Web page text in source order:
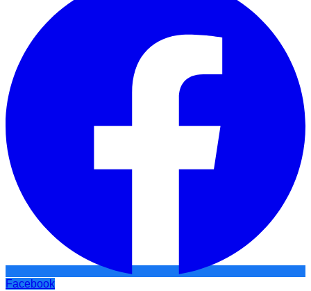
Facebook